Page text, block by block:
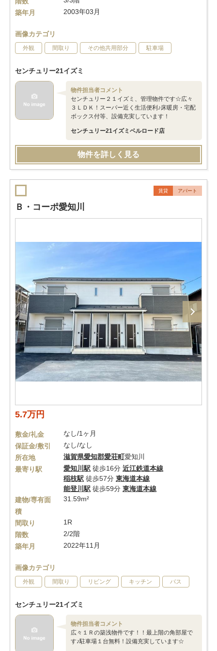
築年月
2003年03月
画像カテゴリ
外観 間取り その他共用部分 駐車場
センチュリー21イズミ
物件担当者コメント
センチュリー２１イズミ、管理物件です☆広々
３ＬＤＫ！スーパー近く生活便利♪床暖房・宅配
ボックス付等、設備充実しています！
センチュリー21イズミベルロード店
物件を詳しく見る
賃貸 アパート
Ｂ・コーポ愛知川
5.7万円
敷金/礼金
なし/1ヶ月
保証金/敷引
なし/なし
所在地
滋賀県愛知郡愛荘町愛知川
最寄り駅
愛知川駅 徒歩16分 近江鉄道本線
稲枝駅 徒歩57分 東海道本線
能登川駅 徒歩59分 東海道本線
建物/専有面
積
31.59m²
間取り
1R
階数
2/2階
築年月
2022年11月
画像カテゴリ
外観 間取り リビング キッチン バス
センチュリー21イズミ
物件担当者コメント
広々１Ｒの築浅物件です！！最上階の角部屋で
す♪駐車場１台無料！設備充実しています☆